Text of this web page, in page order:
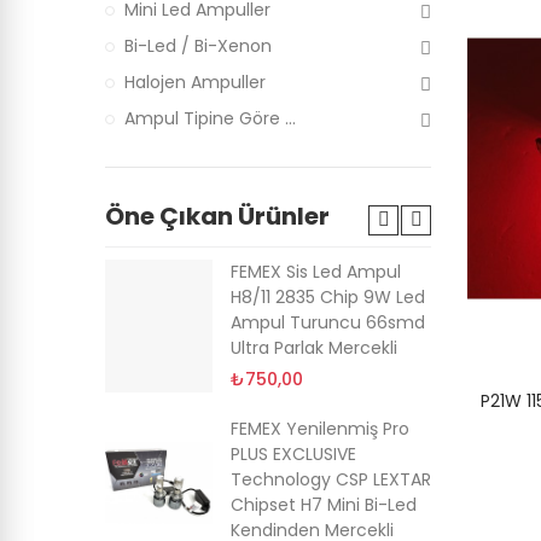
P21W
Mini Led Ampuller
Bi-Led / Bi-Xenon
Halojen Ampuller
Ampul Tipine Göre ...
Öne Çıkan Ürünler
FEMEX Sis Led Ampul
H8/11 2835 Chip 9W Led
Ampul Turuncu 66smd
Ultra Parlak Mercekli
₺750,00
FEMEX Yenilenmiş Pro
PLUS EXCLUSIVE
Technology CSP LEXTAR
Chipset H7 Mini Bi-Led
Kendinden Mercekli